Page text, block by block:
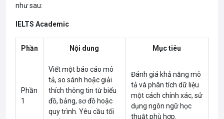
như sau:
IELTS Academic
Phần Nội dung Mục tiêu
Phần
1
Viết một báo cáo mô
tả, so sánh hoặc giải
thích thông tin từ biểu
đồ, bảng, sơ đồ hoặc
quy trình. Yêu cầu tối
Đánh giá khả năng mô
tả và phân tích dữ liệu
một cách chính xác, sử
dụng ngôn ngữ học
thuật phù hợp.